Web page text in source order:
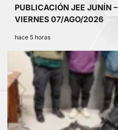
PUBLICACIÓN JEE JUNÍN –
VIERNES 07/AGO/2026
hace 5 horas